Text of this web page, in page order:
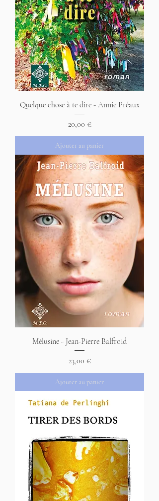
Quelque chose à te dire - Annie Préaux
Prix
20,00 €
Ajouter au panier
Mélusine - Jean-Pierre Balfroid
Prix
23,00 €
Ajouter au panier